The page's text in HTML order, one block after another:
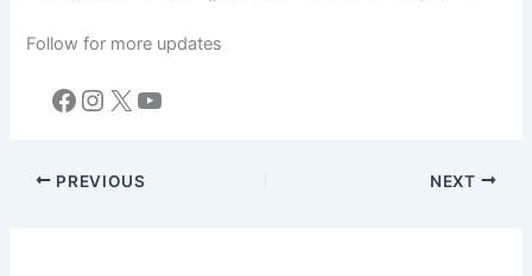
Follow for more updates
Facebook
Instagram
X YouTube
PREVIOUS NEXT